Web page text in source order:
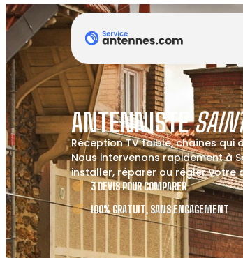
ANTENNISTE
Réception TV faible, chaînes qui
Nous intervenons rapidement à
installer, réparer ou régler votre
3 DEVIS POUR COMPARER
100% GRATUIT, SANS ENGAGEMENT